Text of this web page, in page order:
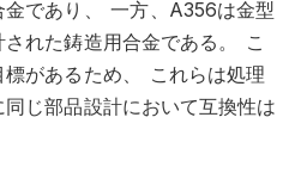
であり、
一方、A356は金型
れた鋳造用合金である。
こ
があるため、
これらは処理
じ部品設計において互換性は